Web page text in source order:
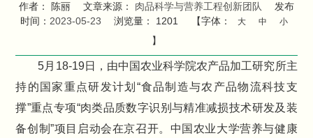
作者： 陈丽 文章来源： 肉品科学与营养工程创新团队
发布
时间： 2023-05-23 浏览量： 1201 【字体： 大 中 小
】
5月18-19日，由中国农业科学院农产品加工研究所主
持的国家重点研发计划“食品制造与农产品物流科技支
撑”重点专项“肉类品质数字识别与精准减损技术研发及装
备创制”项目启动会在京召开。中国农业大学营养与健康